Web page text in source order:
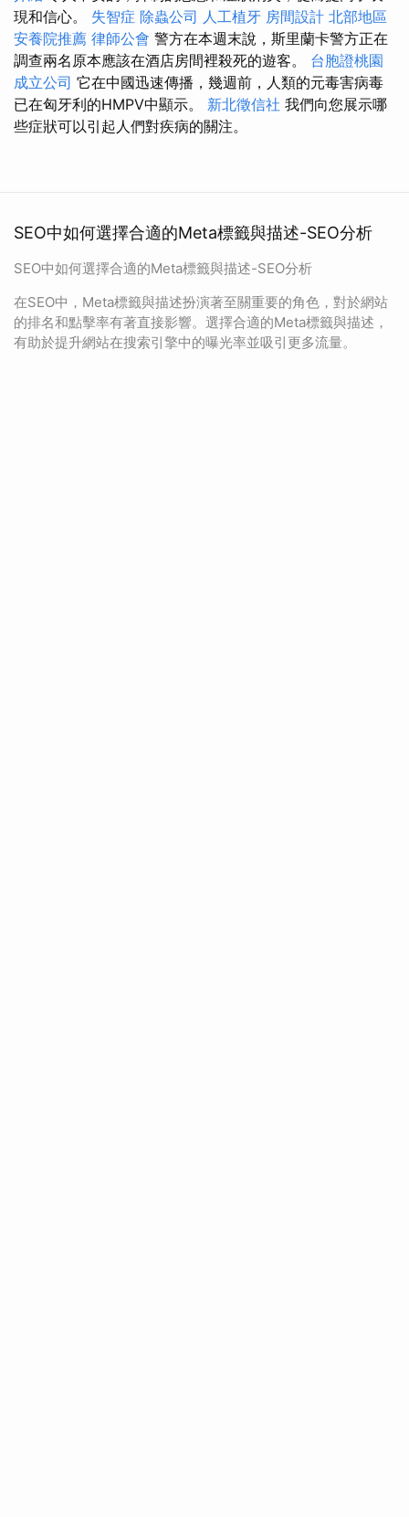
現和信心。 失智症 除蟲公司 人工植牙 房間設計 北部地區
安養院推薦 律師公會 警方在本週末說，斯里蘭卡警方正在
調查兩名原本應該在酒店房間裡殺死的遊客。 台胞證桃園
成立公司 它在中國迅速傳播，幾週前，人類的元毒害病毒
已在匈牙利的HMPV中顯示。 新北徵信社 我們向您展示哪
些症狀可以引起人們對疾病的關注。
SEO中如何選擇合適的Meta標籤與描述-SEO分析
SEO中如何選擇合適的Meta標籤與描述-SEO分析
在SEO中，Meta標籤與描述扮演著至關重要的角色，對於網站
的排名和點擊率有著直接影響。選擇合適的Meta標籤與描述，
有助於提升網站在搜索引擎中的曝光率並吸引更多流量。